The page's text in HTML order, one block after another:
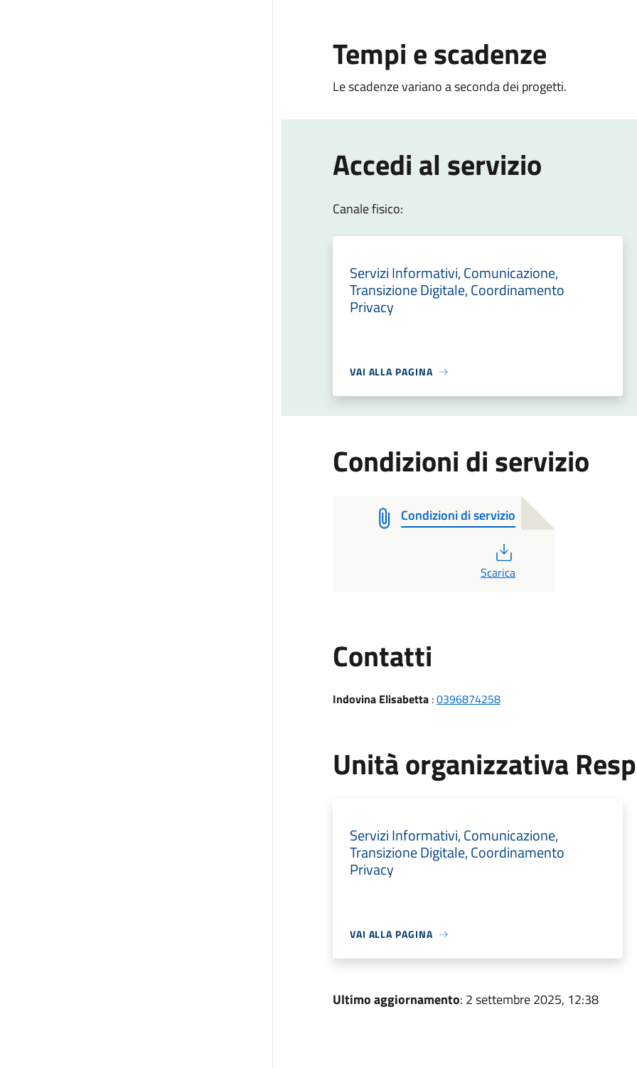
Tempi e scadenze
Le scadenze variano a seconda dei progetti.
Accedi al servizio
Canale fisico:
Servizi Informativi, Comunicazione,
Transizione Digitale, Coordinamento
Privacy
VAI ALLA PAGINA
Condizioni di servizio
Condizioni di servizio
Scarica
Contatti
Indovina Elisabetta:0396874258
Unità organizzativa
Servizi Informativi, Comunicazione,
Transizione Digitale, Coordinamento
Privacy
VAI ALLA PAGINA
Ultimo aggiornamento: 2 settembre 2025, 12:38